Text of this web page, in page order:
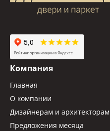
Компания
Главная
О компании
Дизайнерам и архитекторам
Предложения месяца